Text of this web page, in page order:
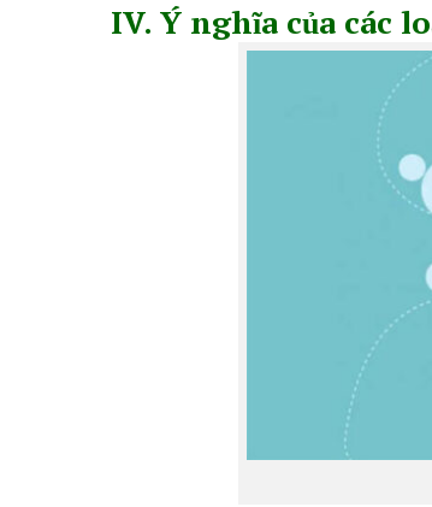
IV. Ý nghĩa của các